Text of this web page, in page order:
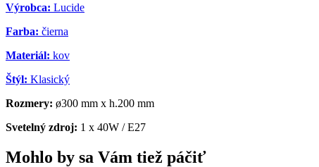
Výrobca: Lucide
Farba: čierna
Materiál: kov
Štýl: Klasický
Rozmery: ø300 mm x h.200 mm
Svetelný zdroj: 1 x 40W / E27
Mohlo by sa Vám tiež páčiť